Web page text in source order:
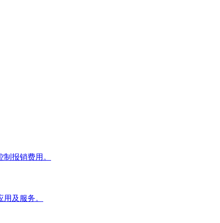
报销费用。
及服务。